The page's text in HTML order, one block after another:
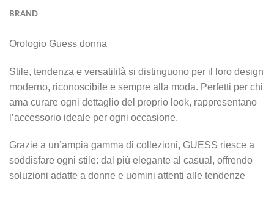
BRAND
Orologio Guess donna
Stile, tendenza e versatilità si distinguono per il loro design
moderno, riconoscibile e sempre alla moda. Perfetti per chi
ama curare ogni dettaglio del proprio look, rappresentano
l’accessorio ideale per ogni occasione.
Grazie a un’ampia gamma di collezioni, GUESS riesce a
soddisfare ogni stile: dal più elegante al casual, offrendo
soluzioni adatte a donne e uomini attenti alle tendenze